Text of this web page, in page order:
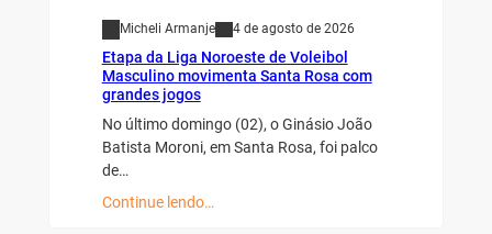
Micheli Armanje 4 de agosto de 2026
Etapa da Liga Noroeste de Voleibol
Masculino movimenta Santa Rosa com
grandes jogos
No último domingo (02), o Ginásio João
Batista Moroni, em Santa Rosa, foi palco
de…
Continue lendo…